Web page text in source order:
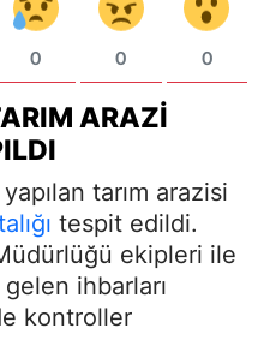
0 0 0
ARAZI
tarım arazisi
tespit edildi.
ekipleri ile
ihbarları
kontroller